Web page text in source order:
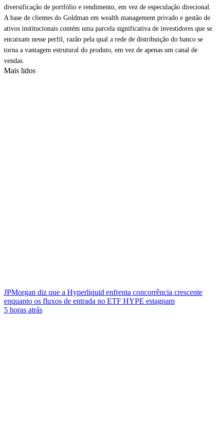
diversificação de portfólio e rendimento, em vez de especulação direcional.
A base de clientes do Goldman em wealth management privado e gestão de
ativos institucionais contém uma parcela significativa de investidores que se
encaixam nesse perfil, razão pela qual a rede de distribuição do banco se
torna a vantagem estrutural do produto, em vez de apenas um canal de
vendas.
Mais lidos
JPMorgan diz que a Hyperliquid enfrenta concorrência crescente
enquanto os fluxos de entrada no ETF HYPE estagnam
5 horas atrás